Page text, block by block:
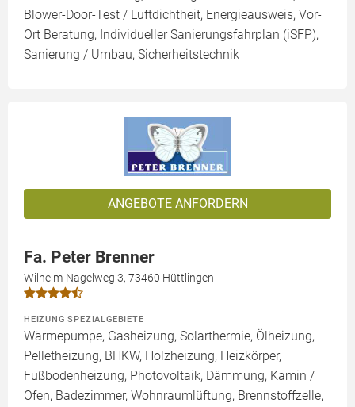
Blower-Door-Test / Luftdichtheit, Energieausweis, Vor-
Ort Beratung, Individueller Sanierungsfahrplan (iSFP),
Sanierung / Umbau, Sicherheitstechnik
ANGEBOTE ANFORDERN
Fa. Peter Brenner
Wilhelm-Nagelweg 3, 73460 Hüttlingen
HEIZUNG SPEZIALGEBIETE
Wärmepumpe, Gasheizung, Solarthermie, Ölheizung,
Pelletheizung, BHKW, Holzheizung, Heizkörper,
Fußbodenheizung, Photovoltaik, Dämmung, Kamin /
Ofen, Badezimmer, Wohnraumlüftung, Brennstoffzelle,